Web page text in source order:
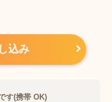
込み
す(携帯 OK)